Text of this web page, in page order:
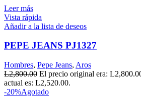
Leer más
Vista rápida
Añadir a la lista de deseos
PEPE JEANS PJ1327
Hombres, Pepe Jeans, Aros
L2,800.00 El precio original era:
actual es: L2,520.00.
-20%Agotado